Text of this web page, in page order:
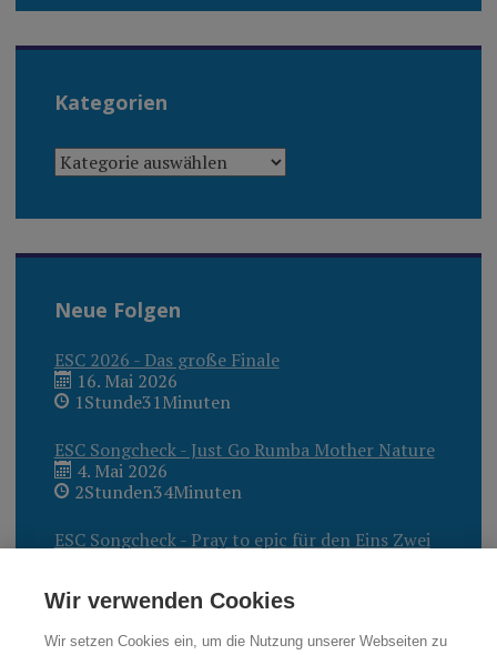
Kategorien
KATEGORIEN
Neue Folgen
ESC 2026 - Das große Finale
16. Mai 2026
1Stunde31Minuten
ESC Songcheck - Just Go Rumba Mother Nature
4. Mai 2026
2Stunden34Minuten
ESC Songcheck - Pray to epic für den Eins Zwei
2Stunden40Minuten
Wir verwenden Cookies
Wir setzen Cookies ein, um die Nutzung unserer Webseiten zu